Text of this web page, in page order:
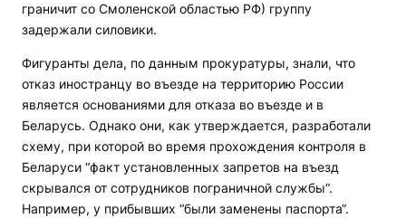
граничит со Смоленской областью РФ) группу
задержали силовики.
Фигуранты дела, по данным прокуратуры, знали, что
отказ иностранцу во въезде на территорию России
является основаниями для отказа во въезде и в
Беларусь. Однако они, как утверждается, разработали
схему, при которой во время прохождения контроля в
Беларуси “факт установленных запретов на въезд
скрывался от сотрудников пограничной службы“.
Например, у прибывших “были заменены паспорта“.